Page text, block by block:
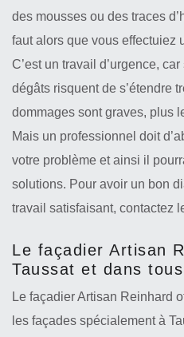
des mousses ou des traces
faut alors que vous effectuiez
C’est un travail d’urgence,
dégâts risquent de s’étendre
dommages sont graves, plus
Mais un professionnel doit
votre problème et ainsi il
solutions. Pour avoir un bon
travail satisfaisant, contactez
Le façadier Artisan
Taussat et dans
Le façadier Artisan Reinhard
les façades spécialement à